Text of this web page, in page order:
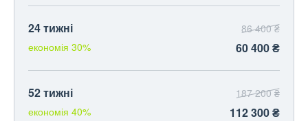
24 тижні
економія 30%
86 400 ₴
60 400 ₴
52 тижні
економія 40%
187 200 ₴
112 300 ₴